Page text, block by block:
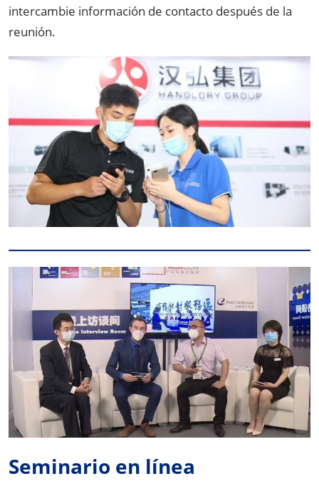
intercambie información de contacto después de la
reunión.
Seminario en línea